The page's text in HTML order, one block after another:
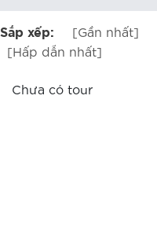
Sắp xếp: [Gần nhất]
[Hấp dẫn nhất]
Chưa có tour